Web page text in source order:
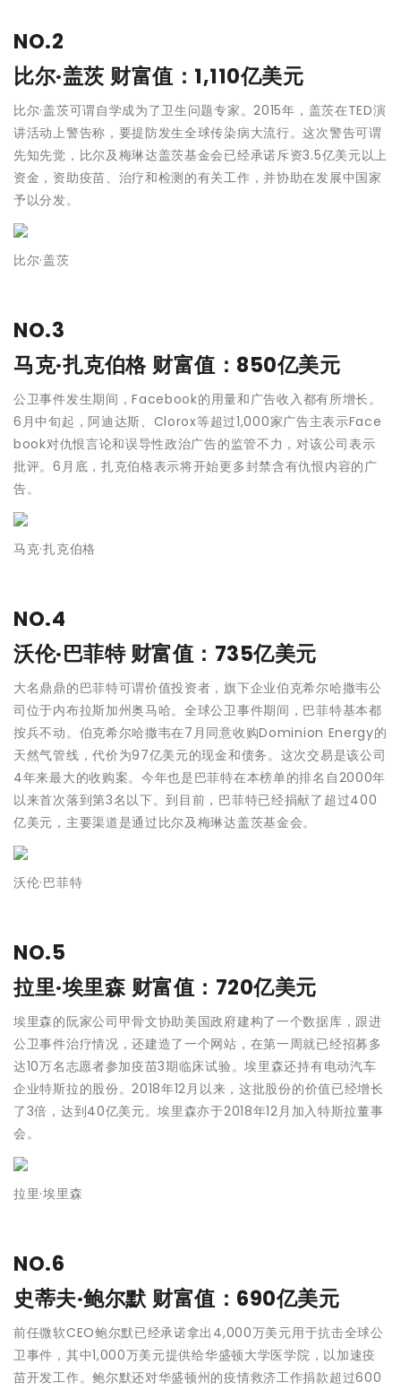
NO.2
比尔·盖茨 财富值：1,110亿美元
比尔·盖茨可谓自学成为了卫生问题专家。2015年，盖茨在TED演
讲活动上警告称，要提防发生全球传染病大流行。这次警告可谓
先知先觉，比尔及梅琳达盖茨基金会已经承诺斥资3.5亿美元以上
资金，资助疫苗、治疗和检测的有关工作，并协助在发展中国家
予以分发。
比尔·盖茨
NO.3
马克·扎克伯格 财富值：850亿美元
公卫事件发生期间，Facebook的用量和广告收入都有所增长。
6月中旬起，阿迪达斯、Clorox等超过1,000家广告主表示Face
book对仇恨言论和误导性政治广告的监管不力，对该公司表示
批评。6月底，扎克伯格表示将开始更多封禁含有仇恨内容的广
告。
马克·扎克伯格
NO.4
沃伦·巴菲特 财富值：735亿美元
大名鼎鼎的巴菲特可谓价值投资者，旗下企业伯克希尔哈撒韦公
司位于内布拉斯加州奥马哈。全球公卫事件期间，巴菲特基本都
按兵不动。伯克希尔哈撒韦在7月同意收购Dominion Energy的
天然气管线，代价为97亿美元的现金和债务。这次交易是该公司
4年来最大的收购案。今年也是巴菲特在本榜单的排名自2000年
以来首次落到第3名以下。到目前，巴菲特已经捐献了超过400
亿美元，主要渠道是通过比尔及梅琳达盖茨基金会。
沃伦·巴菲特
NO.5
拉里·埃里森 财富值：720亿美元
埃里森的阮家公司甲骨文协助美国政府建构了一个数据库，跟进
公卫事件治疗情况，还建造了一个网站，在第一周就已经招募多
达10万名志愿者参加疫苗3期临床试验。埃里森还持有电动汽车
企业特斯拉的股份。2018年12月以来，这批股份的价值已经增长
了3倍，达到40亿美元。埃里森亦于2018年12月加入特斯拉董事
会。
拉里·埃里森
NO.6
史蒂夫·鲍尔默 财富值：690亿美元
前任微软CEO鲍尔默已经承诺拿出4,000万美元用于抗击全球公
卫事件，其中1,000万美元提供给华盛顿大学医学院，以加速疫
苗开发工作。鲍尔默还对华盛顿州的疫情救济工作捐款超过600